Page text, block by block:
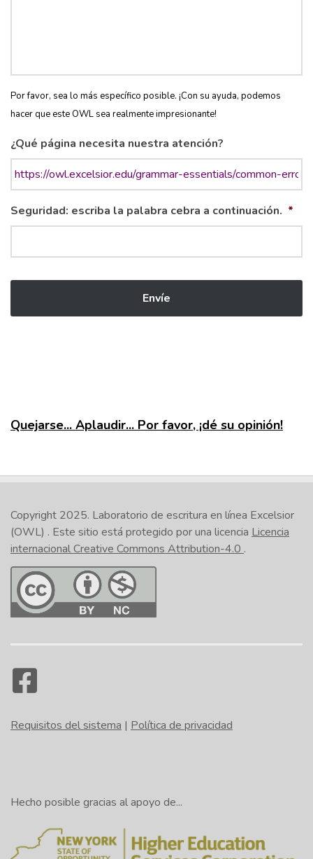
Por favor, sea lo más específico posible. ¡Con su ayuda, podemos
hacer que este OWL sea realmente impresionante!
¿Qué página necesita nuestra atención?
Seguridad: escriba la palabra cebra a continuación. *
Quejarse... Aplaudir... Por favor, ¡dé su opinión!
Copyright 2025. Laboratorio de escritura en línea Excelsior
(OWL) . Este sitio está protegido por una licencia Licencia
internacional Creative Commons Attribution-4.0 .
Requisitos del sistema | Política de privacidad
Hecho posible gracias al apoyo de...